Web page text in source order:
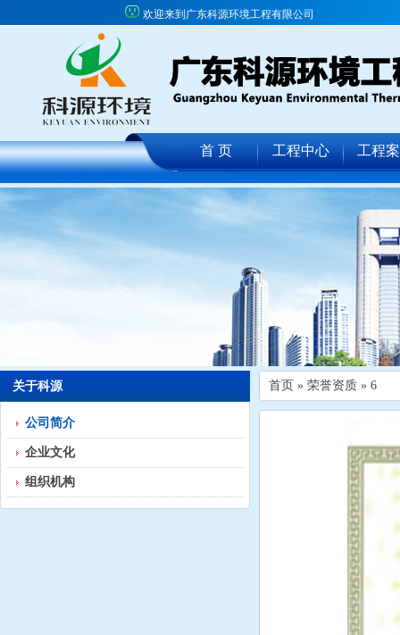
欢迎来到广东科源环境工程有限公司
首 页 工程中心 工程
关于科源
公司简介
企业文化
组织机构
首页 » 荣誉资质 » 6